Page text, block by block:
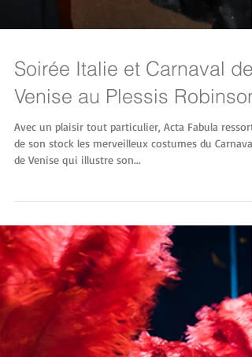
Soirée Italie et Carnaval de
Venise au Plessis Robinson
Avec un plaisir tout particulier, Acta Fabula ressort
de son stock les merveilleux costumes du Carnaval
de Venise qui illustre son...